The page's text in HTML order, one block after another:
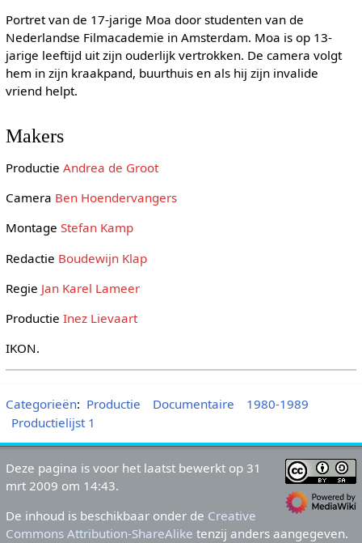
Portret van de 17-jarige Moa door studenten van de
Nederlandse Filmacademie in Amsterdam. Moa is op 13-
jarige leeftijd uit zijn ouderlijk vertrokken. De camera volgt
hem in zijn kraakpand, buurthuis en als hij zijn invalide
vriend helpt.
Makers
Productie Andrea de Groot
Camera Ben Hoendervangers
Montage Stefan Kamp
Redactie Boudewijn Klap
Regie Jan Karel Lameer
Productie Inez Lievaart
IKON.
Categorieën: Productie Documentaire
1980-1989
Productielijst 1
Deze pagina is voor het laatst bewerkt op 31
mrt 2009 om 14:43.
De inhoud is beschikbaar onder de Creative
Commons Attribution-ShareAlike tenzij anders aangegeven.